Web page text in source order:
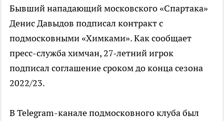
Бывший нападающий московского «Спартака»
Денис Давыдов подписал контракт с
подмосковными «Химками». Как сообщает
пресс-служба химчан, 27-летний игрок
подписал соглашение сроком до конца сезона
2022/23.
В Telegram-канале подмосковного клуба был